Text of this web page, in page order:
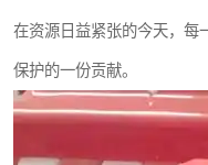
在资源日益紧张的今天，每
保护的一份贡献。